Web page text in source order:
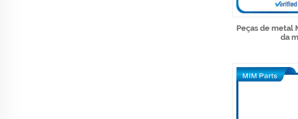
Peças de metal
da